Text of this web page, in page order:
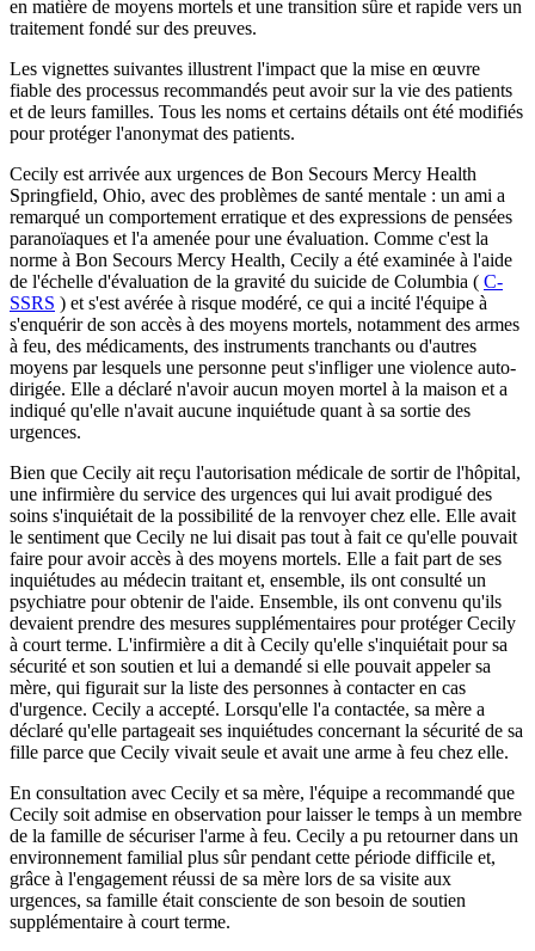
en matière de moyens mortels et une transition sûre et rapide vers un
traitement fondé sur des preuves.
Les vignettes suivantes illustrent l'impact que la mise en œuvre
fiable des processus recommandés peut avoir sur la vie des patients
et de leurs familles. Tous les noms et certains détails ont été modifiés
pour protéger l'anonymat des patients.
Cecily est arrivée aux urgences de Bon Secours Mercy Health
Springfield, Ohio, avec des problèmes de santé mentale : un ami a
remarqué un comportement erratique et des expressions de pensées
paranoïaques et l'a amenée pour une évaluation. Comme c'est la
norme à Bon Secours Mercy Health, Cecily a été examinée à l'aide
de l'échelle d'évaluation de la gravité du suicide de Columbia ( C-
SSRS ) et s'est avérée à risque modéré, ce qui a incité l'équipe à
s'enquérir de son accès à des moyens mortels, notamment des armes
à feu, des médicaments, des instruments tranchants ou d'autres
moyens par lesquels une personne peut s'infliger une violence auto-
dirigée. Elle a déclaré n'avoir aucun moyen mortel à la maison et a
indiqué qu'elle n'avait aucune inquiétude quant à sa sortie des
urgences.
Bien que Cecily ait reçu l'autorisation médicale de sortir de l'hôpital,
une infirmière du service des urgences qui lui avait prodigué des
soins s'inquiétait de la possibilité de la renvoyer chez elle. Elle avait
le sentiment que Cecily ne lui disait pas tout à fait ce qu'elle pouvait
faire pour avoir accès à des moyens mortels. Elle a fait part de ses
inquiétudes au médecin traitant et, ensemble, ils ont consulté un
psychiatre pour obtenir de l'aide. Ensemble, ils ont convenu qu'ils
devaient prendre des mesures supplémentaires pour protéger Cecily
à court terme. L'infirmière a dit à Cecily qu'elle s'inquiétait pour sa
sécurité et son soutien et lui a demandé si elle pouvait appeler sa
mère, qui figurait sur la liste des personnes à contacter en cas
d'urgence. Cecily a accepté. Lorsqu'elle l'a contactée, sa mère a
déclaré qu'elle partageait ses inquiétudes concernant la sécurité de sa
fille parce que Cecily vivait seule et avait une arme à feu chez elle.
En consultation avec Cecily et sa mère, l'équipe a recommandé que
Cecily soit admise en observation pour laisser le temps à un membre
de la famille de sécuriser l'arme à feu. Cecily a pu retourner dans un
environnement familial plus sûr pendant cette période difficile et,
grâce à l'engagement réussi de sa mère lors de sa visite aux
urgences, sa famille était consciente de son besoin de soutien
supplémentaire à court terme.